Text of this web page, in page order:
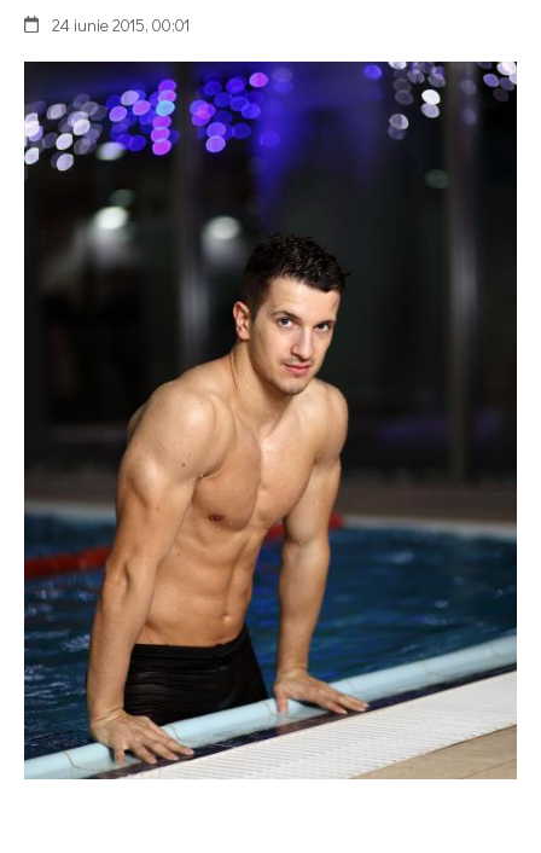
24 iunie 2015, 00:01